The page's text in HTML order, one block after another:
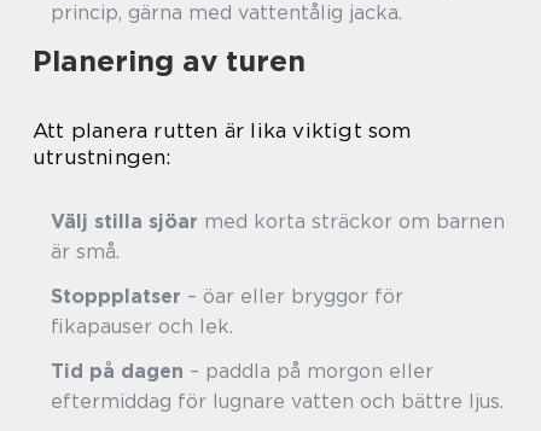
princip, gärna med vattentålig jacka.
Planering av turen
Att planera rutten är lika viktigt som
utrustningen:
Välj stilla sjöar med korta sträckor om barnen
är små.
Stoppplatser – öar eller bryggor för
fikapauser och lek.
Tid på dagen – paddla på morgon eller
eftermiddag för lugnare vatten och bättre ljus.